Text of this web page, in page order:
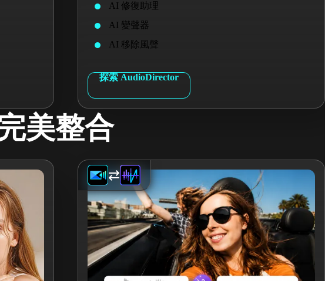
AI 修復助理
AI 變聲器
AI 移除風聲
探索 AudioDirector
美整合
⇄